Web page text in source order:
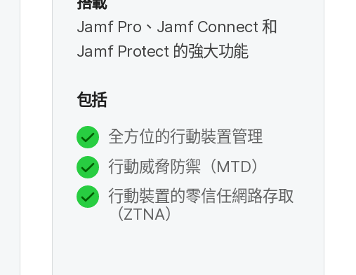
Jamf Pro 、 Jamf Connect和
Jamf Protect 的​強大​功​能
包括
全​方位​的​行動​裝置​管理
行動威脅​防禦​（MTD）
行動​裝置​的​零信任​網路​存取​
（ZTNA）